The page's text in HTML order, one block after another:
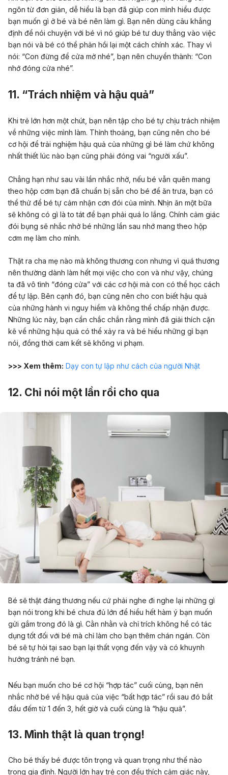
ngôn từ đơn giản, dễ hiểu là bạn đã giúp con mình hiểu được
bạn muốn gì ở bé và bé nên làm gì. Bạn nên dùng câu khẳng
định để nói chuyện với bé vì nó giúp bé tư duy thẳng vào việc
bạn nói và bé có thể phản hồi lại một cách chính xác. Thay vì
nói: “Con đừng để cửa mở nhé”, bạn nên chuyển thành: “Con
nhớ đóng cửa nhé”.
11. “Trách nhiệm và hậu quả”
Khi trẻ lớn hơn một chút, bạn nên tập cho bé tự chịu trách nhiệm
về những việc mình làm. Thỉnh thoảng, bạn cũng nên cho bé
cơ hội để trải nghiệm hậu quả của những gì bé làm chứ không
nhất thiết lúc nào bạn cũng phải đóng vai “người xấu”.
Chẳng hạn như sau vài lần nhắc nhở, nếu bé vẫn quên mang
theo hộp cơm bạn đã chuẩn bị sẵn cho bé để ăn trưa, bạn có
thể thử để bé tự cảm nhận cơn đói của mình. Nhịn ăn một bữa
sẽ không có gì là to tát để bạn phải quá lo lắng. Chính cảm giác
đói bụng sẽ nhắc nhở bé những lần sau nhớ mang theo hộp
cơm mẹ làm cho mình.
Thật ra cha mẹ nào mà không thương con nhưng vì quá thương
nên thường dành làm hết mọi việc cho con và như vậy, chúng
ta đã vô tình “đóng cửa” với các cơ hội mà con có thể học cách
để tự lập. Bên cạnh đó, bạn cũng nên cho con biết hậu quả
của những hành vi nguy hiểm và không thể chấp nhận được.
Những lúc này, bạn cần chắc chắn rằng mình đã giải thích cặn
kẽ về những hậu quả có thể xảy ra và bé hiểu những gì bạn
nói, đồng thời cam kết sẽ không vi phạm.
>>> Xem thêm: Dạy con tự lập như cách của người Nhật
12. Chỉ nói một lần rồi cho qua
Bé sẽ thật đáng thương nếu cứ phải nghe đi nghe lại những gì
bạn nói trong khi bé chưa đủ lớn để hiểu hết hàm ý bạn muốn
gửi gắm trong đó là gì. Cằn nhằn và chỉ trích không hề có tác
dụng tốt đối với bé mà chỉ làm cho bạn thêm chán ngán. Còn
bé sẽ tự hỏi tại sao bạn lại thất vọng đến vậy và có khuynh
hướng tránh né bạn.
Nếu bạn muốn cho bé cơ hội “hợp tác” cuối cùng, bạn nên
nhắc nhở bé về hậu quả của việc “bất hợp tác” rồi sau đó bắt
đầu đếm từ 1 đến 3, hết giờ và cuối cùng là “hậu quả”.
13. Mình thật là quan trọng!
Cho bé thấy bé được tôn trọng và quan trọng như thế nào
trong gia đình. Người lớn hay trẻ con đều thích cảm giác này,